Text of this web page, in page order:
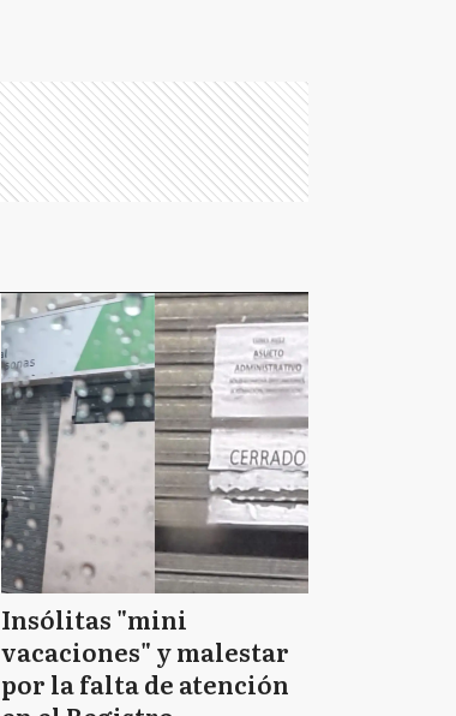
Insólitas "mini
vacaciones" y malestar
por la falta de atención